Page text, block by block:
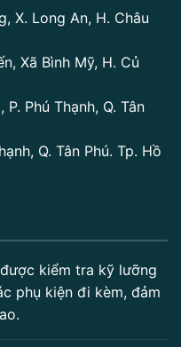
X. Long An, H. Châu
Xã Bình Mỹ, H. Củ
Phú Thạnh, Q. Tân
Q. Tân Phú. Tp. Hồ
kiểm tra kỹ lưỡng
phụ kiện đi kèm, đảm